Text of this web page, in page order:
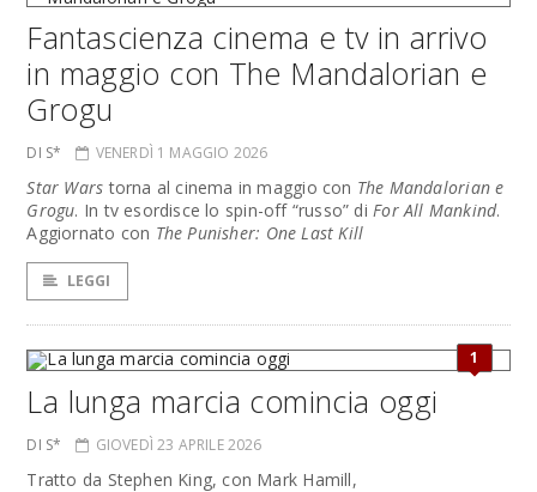
Fantascienza cinema e tv in arrivo
in maggio con The Mandalorian e
Grogu
DI S* VENERDÌ 1 MAGGIO 2026
Star Wars torna al cinema in maggio con The Mandalorian e
Grogu. In tv esordisce lo spin-off “russo” diFor All Mankind.
Aggiornato con The Punisher: One Last Kill
LEGGI
1
La lunga marcia comincia oggi
DI S* GIOVEDÌ 23 APRILE 2026
Tratto da Stephen King, con Mark Hamill,